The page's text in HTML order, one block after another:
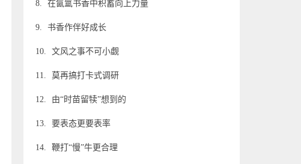
8. 在氤氲书香中积蓄向上力量
9. 书香作伴好成长
10. 文风之事不可小觑
11. 莫再搞打卡式调研
12. 由“时苗留犊”想到的
13. 要表态更要表率
14. 鞭打“慢”牛更合理